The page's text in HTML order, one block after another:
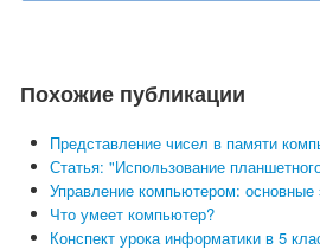
Похожие публикации
Представление чисел в памяти
Статья: "Использование
Управление компьютером:
Что умеет компьютер?
Конспект урока информатики в 5